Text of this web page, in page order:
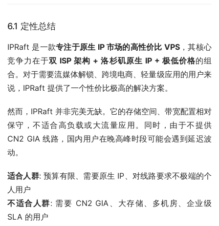
6.1 定性总结
IPRaft 是一款专注于原生 IP 市场的高性价比 VPS，其核心
竞争力在于双 ISP 架构 + 洛杉矶原生 IP + 极低价格的组
合。对于需要流媒体解锁、跨境电商、轻量级应用的用户来
说，IPRaft 提供了一个性价比极高的解决方案。
然而，IPRaft 并非完美无缺。它的存储空间、带宽配置相对
保守，不适合高负载或大流量应用。同时，由于不提供
CN2 GIA 线路，国内用户在晚高峰时段可能会遇到延迟波
动。
适合人群: 预算有限、需要原生 IP、对线路要求不极端的个
人用户
不适合人群: 需要 CN2 GIA、大存储、多机房、企业级
SLA 的用户